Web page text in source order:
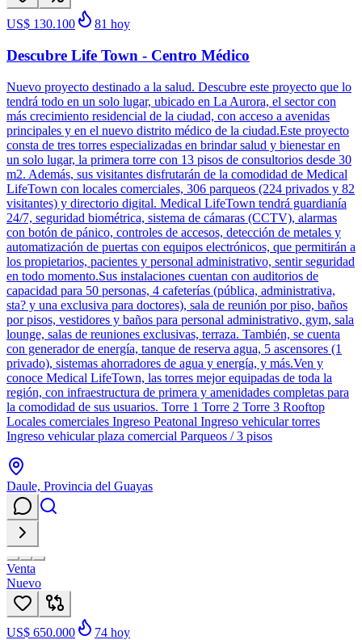
US$ 130.100 81 hoy
Descubre Life Town - Centro Médico
Nuevo proyecto destinado a la salud. Descubre este proyecto que lo
tendrá todo en un solo lugar, ubicado en La Aurora, el sector con
más crecimiento residencial de la ciudad, con acceso a avenidas
principales y en el nuevo distrito médico de la ciudad.Este proyecto
consta de tres torres especializadas en brindar salud y bienestar en
un solo lugar, la primera torre con 13 pisos de consultorios desde 30
m2. Además, sus visitantes disfrutarán de la comodidad de Medical
LifeTown con locales comerciales, 306 parqueos (224 privados y 82
visitantes) y directorio digital. Medical LifeTown tendrá guardianía
24/7, seguridad biométrica, sistema de cámaras (CCTV), alarmas
con botón de pánico, controles de accesos, detección de metales y
automatización de puertas con equipos electrónicos, que permitirán a
los propietarios, pacientes y personal administrativo, sentir seguridad
en todo momento.Sus instalaciones cuentan con auditorios de
capacidad para 50 personas, 4 cafeterías (pública, administrativa­,
sta? y una exclusiva para doctores), sala de reunión por piso, baños
por pisos, vestidores y baños para personal administrativo, gym, sala
lounge, salas de reuniones exclusivas, terraza. También, se cuenta
con generador de energía, tanque de reserva agua, 5 ascensores (1
privado), sistemas ahorradores de agua y energía, y más.Ven y
conoce Medical LifeTown, las torres mejor equipadas de toda la
región, con infraestructura de primera y amenidades completas para
la comodidad de sus usuarios. Torre 1 Torre 2 Torre 3 Rooftop
Locales comerciales Ingreso Peatonal Ingreso vehicular torres
Ingreso vehicular plaza comercial Parqueos / 3 pisos
Daule, Provincia del Guayas
Venta
Nuevo
US$ 650.000 74 hoy